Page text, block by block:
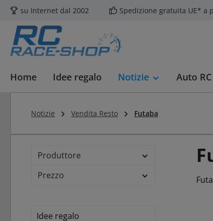
al contenuto principale
Salta alla ricerca
Passa alla navigazione principale
su Internet dal 2002 Spedizione gratuita UE* a
Home Idee regalo Notizie Auto RC
Notizie Vendita Resto Futaba
Produttore
Prezzo
Idee regalo